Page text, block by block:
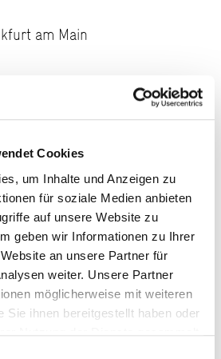
Cookies
um Inhalte und Anzeigen zu
für soziale Medien anbieten
auf unsere Website zu
geben wir Informationen zu Ihrer
an unsere Partner für
weiter. Unsere Partner
möglicherweise mit weiteren
Sie ihnen bereitgestellt haben oder
am Main
und 14:00 Uhr (Architekt
Willy Praml)
Führung